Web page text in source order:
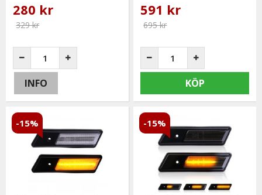
280 kr
329 kr
INFO
591 kr
695 kr
KÖP
-15% -15%